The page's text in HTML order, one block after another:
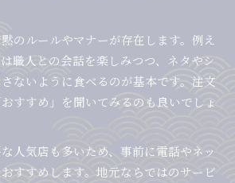
のルールやマナーが存在します。例え
職人との会話を楽しみつつ、ネタやシ
ないように食べるのが基本です。注文
すすめ」を聞いてみるのも良いでしょ
人気店も多いため、事前に電話やネッ
すすめします。地元ならではのサービ